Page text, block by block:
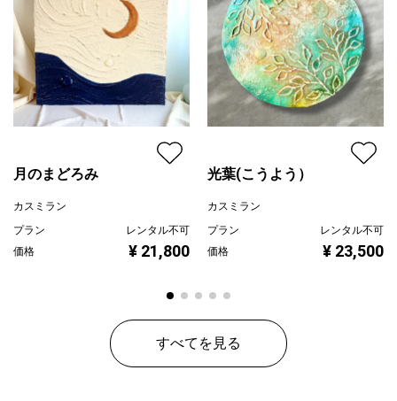
ではないでしょうか。
生命力を感じる絵や、ナチュラルテイストのインテリアをお探し
の方に。
いつでも自然の息吹を感じたい方に、お勧めします。
月のまどろみ
カスミラン
プラン
レンタル不可
価格
¥ 21,800
光葉(こうよう）
カスミラン
プラン
レンタル不可
価格
¥ 23,500
すべてを見る